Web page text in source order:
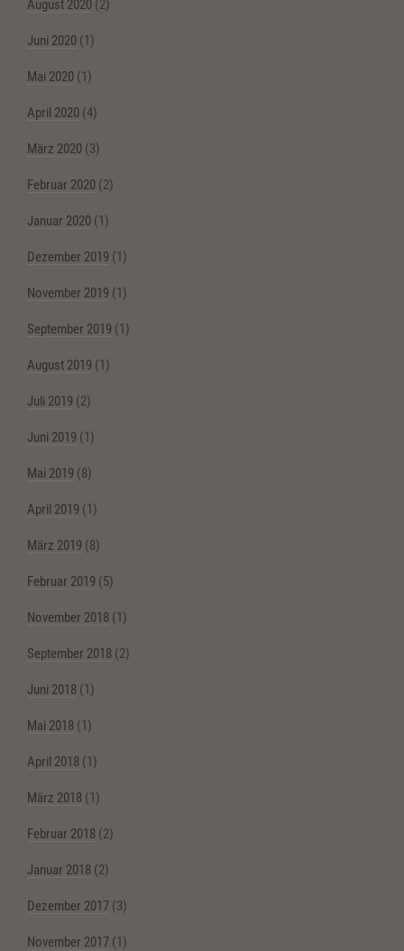
August 2020 (2)
Juni 2020 (1)
Mai 2020 (1)
April 2020 (4)
März 2020 (3)
Februar 2020 (2)
Januar 2020 (1)
Dezember 2019 (1)
November 2019 (1)
September 2019 (1)
August 2019 (1)
Juli 2019 (2)
Juni 2019 (1)
Mai 2019 (8)
April 2019 (1)
März 2019 (8)
Februar 2019 (5)
November 2018 (1)
September 2018 (2)
Juni 2018 (1)
Mai 2018 (1)
April 2018 (1)
März 2018 (1)
Februar 2018 (2)
Januar 2018 (2)
Dezember 2017 (3)
November 2017 (1)